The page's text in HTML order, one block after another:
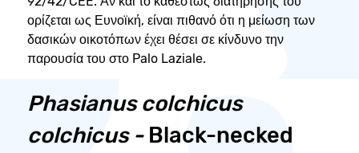
ορίζεται ως Ευνοϊκή, είναι πιθανό ότι η μείωση των
δασικών οικοτόπων έχει θέσει σε κίνδυνο την
παρουσία του στο Palo Laziale.
Phasianus colchicus
colchicus - Black-necked